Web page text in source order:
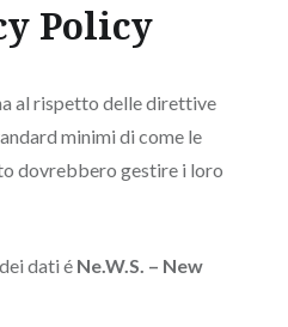
Policy
al rispetto delle direttive
minimi di come le
dovrebbero gestire i loro
dati é Ne.W.S. – New